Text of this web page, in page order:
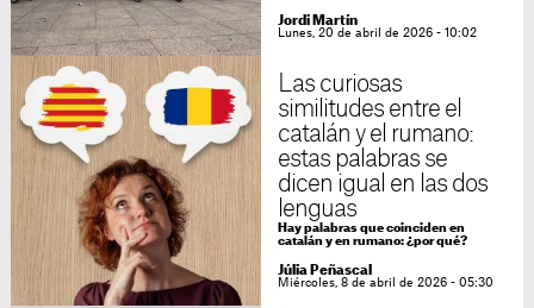
Jordi Martín
Lunes, 20 de abril de 2026 - 10:02
Las curiosas
similitudes entre el
catalán y el rumano:
estas palabras se
dicen igual en las dos
lenguas
Hay palabras que coinciden en
catalán y en rumano: ¿por qué?
Júlia Peñascal
Miércoles, 8 de abril de 2026 - 05:30